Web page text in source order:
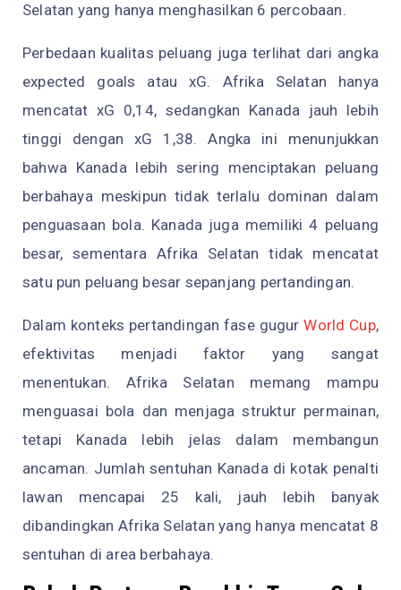
Selatan yang hanya menghasilkan 6 percobaan.
Perbedaan kualitas peluang juga terlihat dari angka
expected goals atau xG. Afrika Selatan hanya
mencatat xG 0,14, sedangkan Kanada jauh lebih
tinggi dengan xG 1,38. Angka ini menunjukkan
bahwa Kanada lebih sering menciptakan peluang
berbahaya meskipun tidak terlalu dominan dalam
penguasaan bola. Kanada juga memiliki 4 peluang
besar, sementara Afrika Selatan tidak mencatat
satu pun peluang besar sepanjang pertandingan.
Dalam konteks pertandingan fase gugurWorld Cup,
efektivitas menjadi faktor yang sangat
menentukan. Afrika Selatan memang mampu
menguasai bola dan menjaga struktur permainan,
tetapi Kanada lebih jelas dalam membangun
ancaman. Jumlah sentuhan Kanada di kotak penalti
lawan mencapai 25 kali, jauh lebih banyak
dibandingkan Afrika Selatan yang hanya mencatat 8
sentuhan di area berbahaya.